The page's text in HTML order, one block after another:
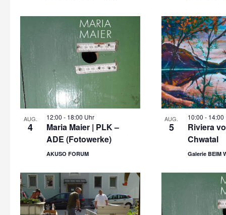
AUG.
4
12:00 - 18:00 Uhr
Maria Maier | PLK –
ADE (Fotowerke)
AKUSO FORUM
AUG.
5
10:00 -
Riviera
Chwatal
Galerie BEIM